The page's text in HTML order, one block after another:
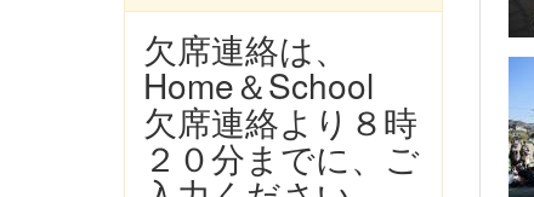
欠席連絡は、
Home＆School
欠席連絡より８時
２０分までに、ご